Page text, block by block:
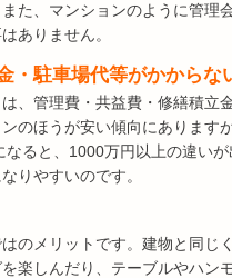
た、マンションのように管理
ありません。
・駐車場代等がかからな
、管理費・共益費・修繕積立
のほうが安い傾向にあります
なると、1000万円以上の違い
りやすいのです。
のメリットです。建物と同じ
楽しんだり、テーブルやハン